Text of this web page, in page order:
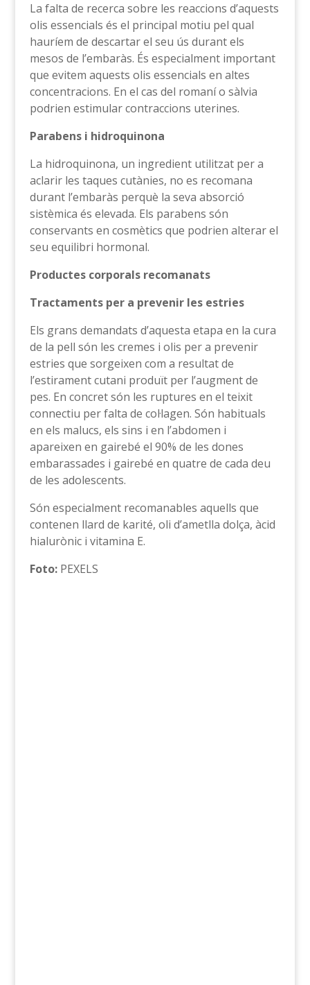
La falta de recerca sobre les reaccions d’aquests
olis essencials és el principal motiu pel qual
hauríem de descartar el seu ús durant els
mesos de l’embaràs. És especialment important
que evitem aquests olis essencials en altes
concentracions. En el cas del romaní o sàlvia
podrien estimular contraccions uterines.
Parabens i hidroquinona
La hidroquinona, un ingredient utilitzat per a
aclarir les taques cutànies, no es recomana
durant l’embaràs perquè la seva absorció
sistèmica és elevada. Els parabens són
conservants en cosmètics que podrien alterar el
seu equilibri hormonal.
Productes corporals recomanats
Tractaments per a prevenir les estries
Els grans demandats d’aquesta etapa en la cura
de la pell són les cremes i olis per a prevenir
estries que sorgeixen com a resultat de
l’estirament cutani produït per l’augment de
pes. En concret són les ruptures en el teixit
connectiu per falta de col·lagen. Són habituals
en els malucs, els sins i en l’abdomen i
apareixen en gairebé el 90% de les dones
embarassades i gairebé en quatre de cada deu
de les adolescents.
Són especialment recomanables aquells que
contenen llard de karité, oli d’ametlla dolça, àcid
hialurònic i vitamina E.
Foto:PEXELS